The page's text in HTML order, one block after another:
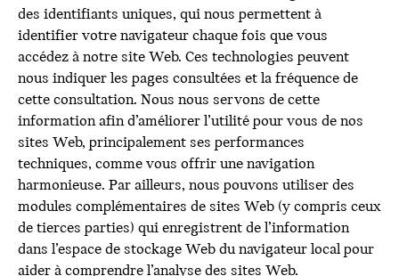
des identifiants uniques, qui nous permettent à
identifier votre navigateur chaque fois que vous
accédez à notre site Web. Ces technologies peuvent
nous indiquer les pages consultées et la fréquence de
cette consultation. Nous nous servons de cette
information afin d’améliorer l’utilité pour vous de nos
sites Web, principalement ses performances
techniques, comme vous offrir une navigation
harmonieuse. Par ailleurs, nous pouvons utiliser des
modules complémentaires de sites Web (y compris ceux
de tierces parties) qui enregistrent de l’information
dans l’espace de stockage Web du navigateur local pour
aider à comprendre l’analyse des sites Web.